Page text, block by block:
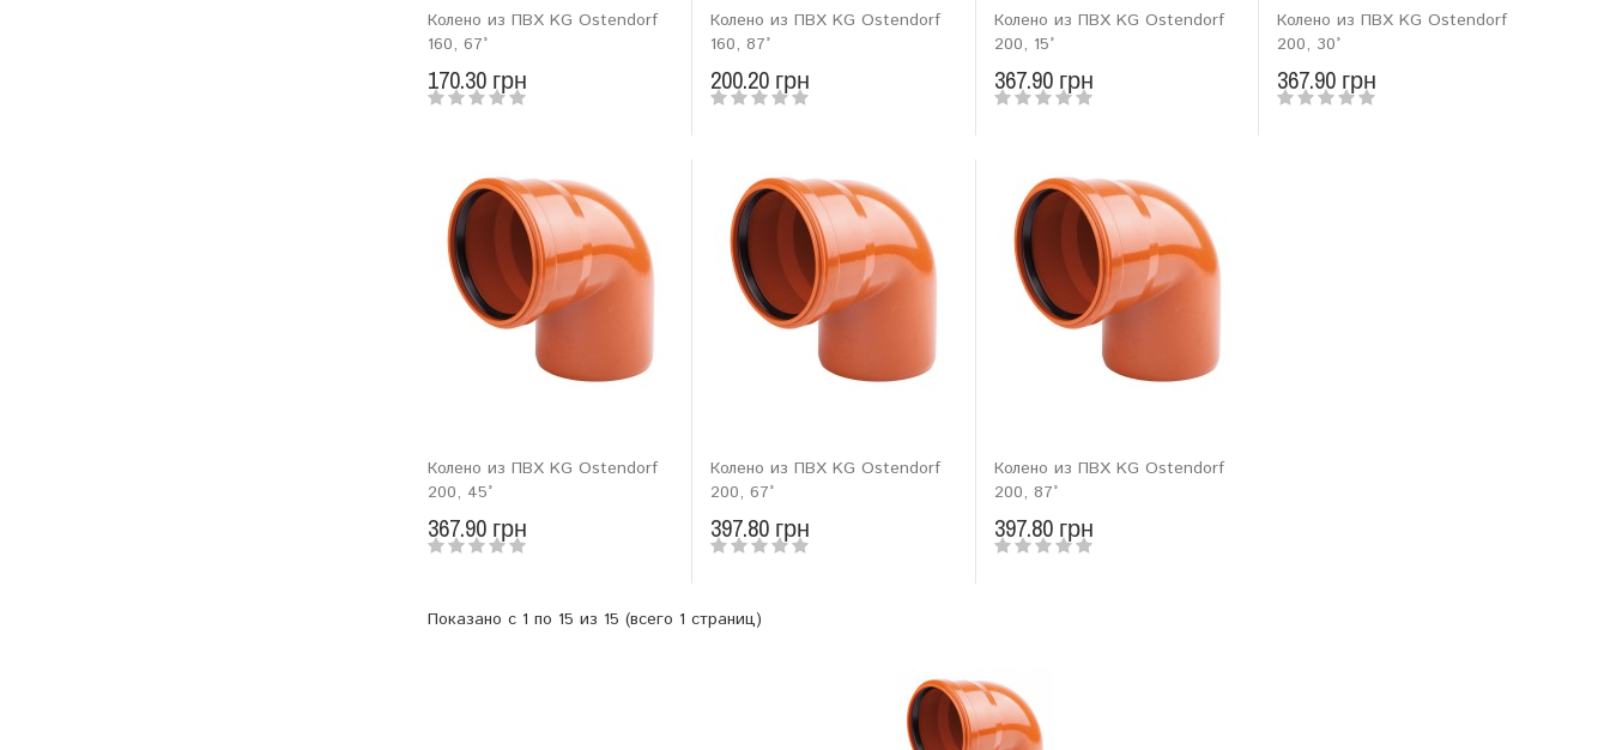
Колено из ПВХ KG Ostendorf
160, 67°
170.30 грн
Колено из ПВХ KG Ostendorf
160, 87°
200.20 грн
Колено из ПВХ KG Ostendorf
200, 15°
367.90 грн
Колено из ПВХ KG Ostendorf
200, 30°
367.90 грн
Колено из ПВХ KG Ostendorf
200, 45°
367.90 грн
Колено из ПВХ KG Ostendorf
200, 67°
397.80 грн
Колено из ПВХ KG Ostendorf
200, 87°
397.80 грн
Показано с 1 по 15 из 15 (всего 1 страниц)